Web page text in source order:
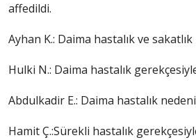
affedildi.
Ayhan K.: Daima hastalık ve
Hulki N.: Daima hastalık
Abdulkadir E.: Daima hastalık
Hamit Ç.:Sürekli hastalık